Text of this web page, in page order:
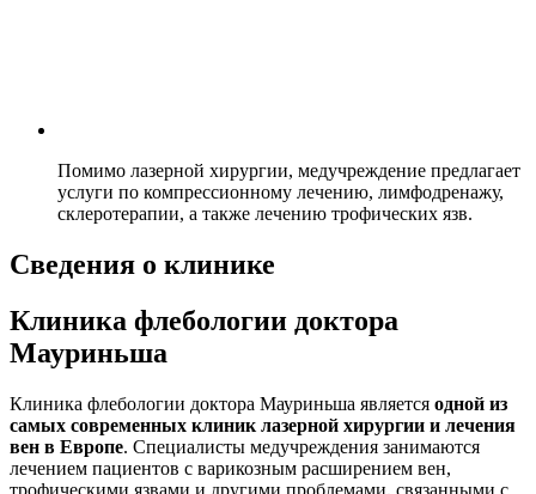
Помимо лазерной хирургии, медучреждение предлагает
услуги по компрессионному лечению, лимфодренажу,
склеротерапии, а также лечению трофических язв.
Сведения о клинике
Клиника флебологии доктора
Мауриньша
Клиника флебологии доктора Мауриньша является одной из
самых современных клиник лазерной хирургии и лечения
вен в Европе. Специалисты медучреждения занимаются
лечением пациентов с варикозным расширением вен,
трофическими язвами и другими проблемами, связанными с